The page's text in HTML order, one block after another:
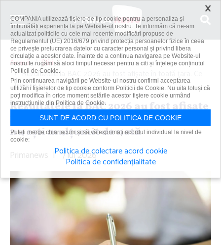
Acasă
Știri
Rezultatele la BAC 2026 au fost afişate în toată ţara. Ce
trebuie să...
Rezultatele la BAC 2026 au fost afişate
în toată ţara. Ce trebuie să faci dacă
nu eşti mulţumit de notă
Primanews | 7 iul 2026
×
COMPANIA utilizează fişiere de tip cookie pentru a personaliza și
îmbunătăți experiența ta pe Website-ul nostru. Te informăm că ne-am
actualizat politicile cu cele mai recente modificări propuse de
Regulamentul (UE) 2016/679 privind protecția persoanelor fizice în ceea
ce privește prelucrarea datelor cu caracter personal și privind libera
circulație a acestor date. Înainte de a continua navigarea pe Website-ul
nostru te rugăm să aloci timpul necesar pentru a citi și înțelege conținutul
Politicii de Cookie.
Prin continuarea navigării pe Website-ul nostru confirmi acceptarea
utilizării fişierelor de tip cookie conform Politicii de Cookie. Nu uita totuși că
poți modifica în orice moment setările acestor fişiere cookie urmând
instrucțiunile din Politica de Cookie.
SUNT DE ACORD CU POLITICA DE COOKIE
Puteți merge chiar acum și să vă exprimați acordul individual la nivel de
cookie:
Politica de colectare acord cookie
Politica de confidențialitate